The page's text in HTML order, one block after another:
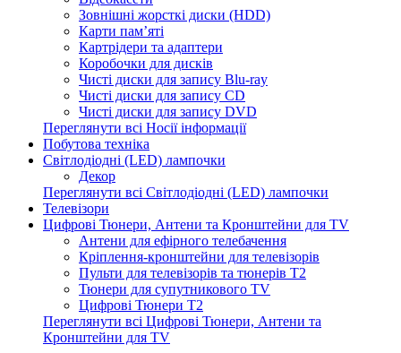
Зовнішні жорсткі диски (HDD)
Карти пам’яті
Картрідери та адаптери
Коробочки для дисків
Чисті диски для запису Blu-ray
Чисті диски для запису CD
Чисті диски для запису DVD
Переглянути всі Носії інформації
Побутова техніка
Світлодіодні (LED) лампочки
Декор
Переглянути всі Світлодіодні (LED) лампочки
Телевізори
Цифрові Тюнери, Антени та Кронштейни для TV
Антени для ефірного телебачення
Кріплення-кронштейни для телевізорів
Пульти для телевізорів та тюнерів T2
Тюнери для супутникового TV
Цифрові Тюнери T2
Переглянути всі Цифрові Тюнери, Антени та
Кронштейни для TV